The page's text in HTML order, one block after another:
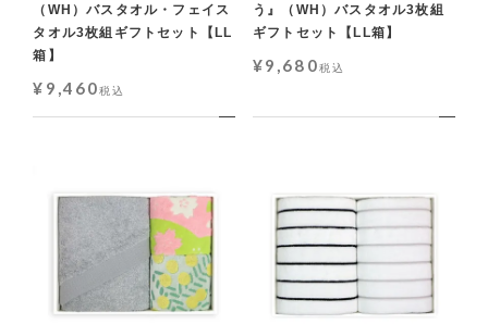
（WH）バスタオル・フェイス
タオル3枚組ギフトセット【LL
箱】
¥ 9,460税込
う』（WH）バスタオル3枚組
ギフトセット【LL箱】
¥9,680税込